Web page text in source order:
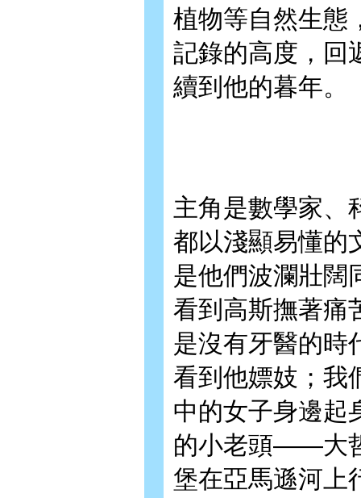
植物等自然生態
記錄的高度，回
續到他的暮年。
主角是數學家、
都以淺顯易懂的
是他們波瀾壯闊
看到高斯撫著痛
是沒有牙醫的時
看到他嫖妓；我
中的女子身邊起
的小老頭——大
堡在亞馬遜河上